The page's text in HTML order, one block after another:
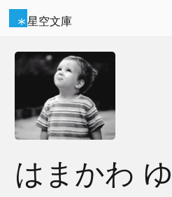
星空文庫
はまかわ